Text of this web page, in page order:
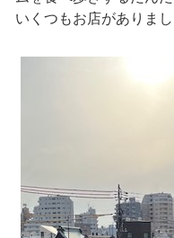
いくつもお店がありまし